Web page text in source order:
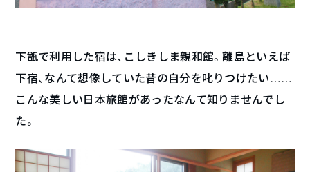
下甑で利用した宿は、こしきしま親和館。離島といえば
下宿、なんて想像していた昔の自分を叱りつけたい……
こんな美しい日本旅館があったなんて知りませんでし
た。